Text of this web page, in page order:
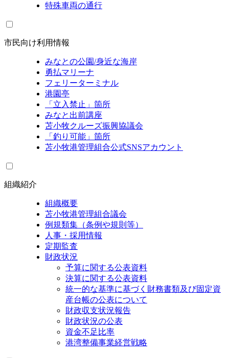
特殊車両の通行
市民向け利用情報
みなとの公園/身近な海岸
勇払マリーナ
フェリーターミナル
港園亭
「立入禁止」箇所
みなと出前講座
苫小牧クルーズ振興協議会
「釣り可能」箇所
苫小牧港管理組合公式SNSアカウント
組織紹介
組織概要
苫小牧港管理組合議会
例規類集（条例や規則等）
人事・採用情報
定期監査
財政状況
予算に関する公表資料
決算に関する公表資料
統一的な基準に基づく財務書類及び固定資
産台帳の公表について
財政収支状況報告
財政状況の公表
資金不足比率
港湾整備事業経営戦略